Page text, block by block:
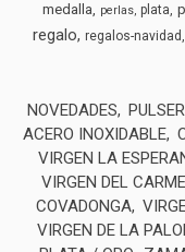
medalla perlas plata
regalo regalos-navidad
NOVEDADES
ACERO INOXIDABLE
VIRGEN LA
VIRGEN DEL
COVADONGA
VIRGEN DE LA